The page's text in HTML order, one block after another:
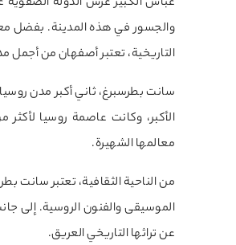
والجسور في هذه المدينة. بفضل
التاريخية، تعتبر أصفهان من أجمل
معالمها الشهيرة.
من الناحية الثقافية، تعتبر سانت
الموسيقى والفنون الروسية. إلى
عن تراثها التاريخي العريق.